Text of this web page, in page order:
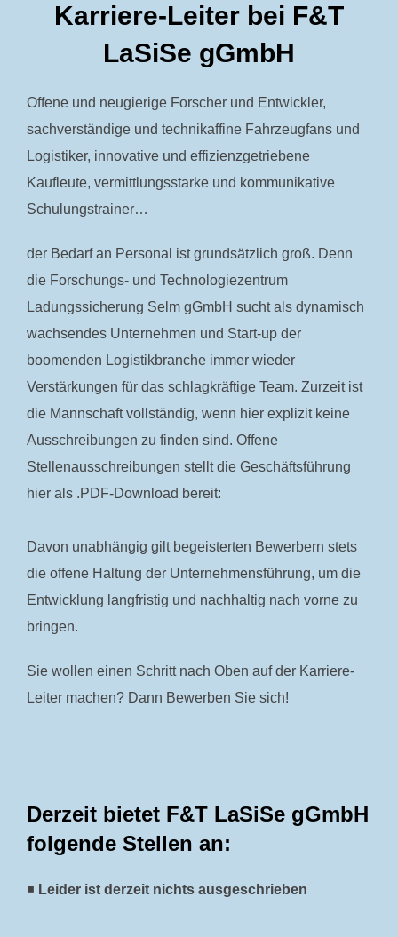
Karriere-Leiter bei F&T
LaSiSe gGmbH
Offene und neugierige Forscher und Entwickler,
sachverständige und technikaffine Fahrzeugfans und
Logistiker, innovative und effizienzgetriebene
Kaufleute, vermittlungsstarke und kommunikative
Schulungstrainer…
der Bedarf an Personal ist grundsätzlich groß. Denn
die Forschungs- und Technologiezentrum
Ladungssicherung Selm gGmbH sucht als dynamisch
wachsendes Unternehmen und Start-up der
boomenden Logistikbranche immer wieder
Verstärkungen für das schlagkräftige Team. Zurzeit ist
die Mannschaft vollständig, wenn hier explizit keine
Ausschreibungen zu finden sind. Offene
Stellenausschreibungen stellt die Geschäftsführung
hier als .PDF-Download bereit:
Davon unabhängig gilt begeisterten Bewerbern stets
die offene Haltung der Unternehmensführung, um die
Entwicklung langfristig und nachhaltig nach vorne zu
bringen.
Sie wollen einen Schritt nach Oben auf der Karriere-
Leiter machen? Dann Bewerben Sie sich!
Derzeit bietet F&T LaSiSe gGmbH
folgende Stellen an:
◾ Leider ist derzeit nichts ausgeschrieben